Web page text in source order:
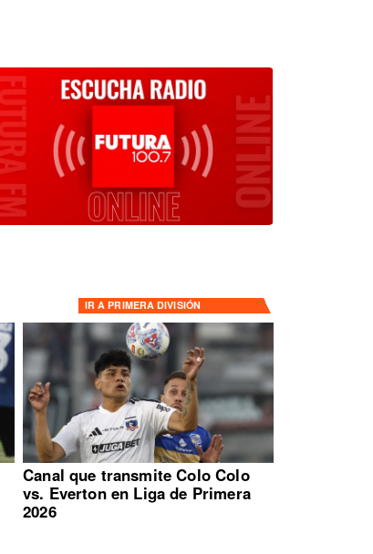
IR A PRIMERA DIVISIÓN
Canal que transmite Colo Colo
vs. Everton en Liga de Primera
2026